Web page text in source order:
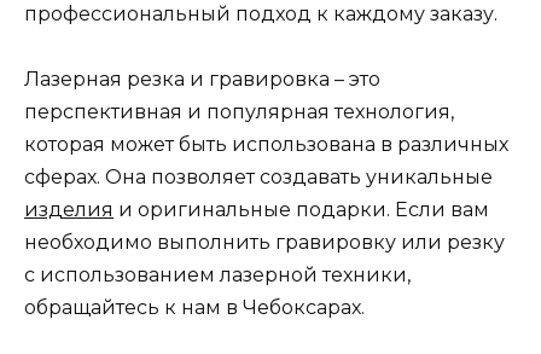
профессиональный подход к каждому заказу.
Лазерная резка и гравировка – это
перспективная и популярная технология,
которая может быть использована в различных
сферах. Она позволяет создавать уникальные
изделия и оригинальные подарки. Если вам
необходимо выполнить гравировку или резку
с использованием лазерной техники,
обращайтесь к нам в Чебоксарах.